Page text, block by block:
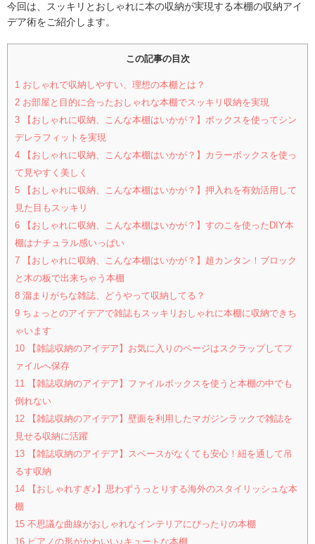
今回は、スッキリとおしゃれに本の収納が実現する本棚の収納アイ
デア術をご紹介します。
この記事の目次
1 おしゃれで収納しやすい、理想の本棚とは？
2 お部屋と目的に合ったおしゃれな本棚でスッキリ収納を実現
3 【おしゃれに収納、こんな本棚はいかが？】ボックスを使ってシン
デレラフィットを実現
4 【おしゃれに収納、こんな本棚はいかが？】カラーボックスを使っ
て見やすく美しく
5 【おしゃれに収納、こんな本棚はいかが？】押入れを有効活用して
見た目もスッキリ
6 【おしゃれに収納、こんな本棚はいかが？】すのこを使ったDIY本
棚はナチュラル感いっぱい
7 【おしゃれに収納、こんな本棚はいかが？】超カンタン！ブロック
と木の板で出来ちゃう本棚
8 溜まりがちな雑誌、どうやって収納してる？
9 ちょっとのアイデアで雑誌もスッキリおしゃれに本棚に収納できち
ゃいます
10 【雑誌収納のアイデア】お気に入りのページはスクラップしてフ
ァイルへ保存
11
【雑誌収納のアイデア】ファイルボックスを使うと本棚の中でも
倒れない
12 【雑誌収納のアイデア】壁面を利用したマガジンラックで雑誌を
見せる収納に活躍
13 【雑誌収納のアイデア】スペースがなくても安心！紐を通して吊
るす収納
14 【おしゃれすぎ♪】思わずうっとりする海外のスタイリッシュな本
棚
15 不思議な曲線がおしゃれなインテリアにぴったりの本棚
16 ピアノの形がかわいい♪キュートな本棚